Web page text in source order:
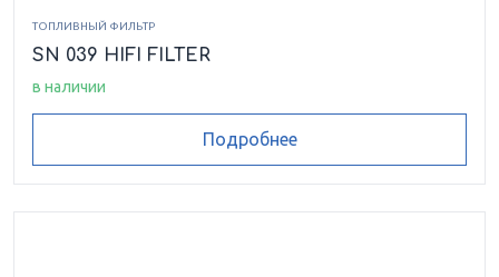
ТОПЛИВНЫЙ ФИЛЬТР
SN 039 HIFI FILTER
в наличии
Подробнее